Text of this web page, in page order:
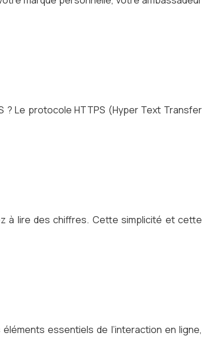
? Le protocole HTTPS (Hyper Text Transfer
à lire des chiffres. Cette simplicité et cette
essentiels de l’interaction en ligne,